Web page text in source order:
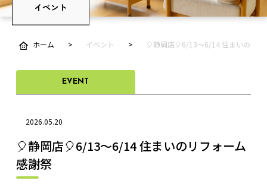
イベント
ホーム イベント 🎈静岡店🎈6/13～6/14 住まいのリフ
EVENT
2026.05.20
🎈静岡店🎈6/13～6/14 住まいのリフォーム
感謝祭